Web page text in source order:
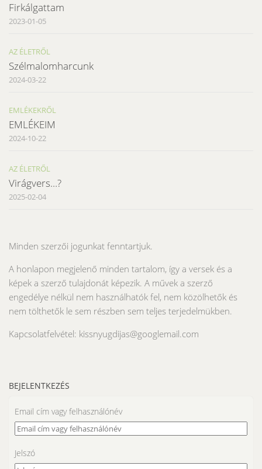
Firkálgattam
2023-01-05
AZ ÉLETRŐL
Szélmalomharcunk
2024-03-22
EMLÉKEKRŐL
EMLÉKEIM
2024-10-22
AZ ÉLETRŐL
Virágvers…?
2025-02-04
Minden szerzői jogunkat fenntartjuk.
A honlapon megjelenő minden tartalom, így a versek és a
képek a szerző tulajdonát képezik. A művek a szerző
engedélye nélkül nem használhatók fel, nem közölhetők és
nem tölthetők le sem részben sem teljes terjedelmükben.
Kapcsolatfelvétel: kissnyugdijas@googlemail.com
BEJELENTKEZÉS
Email cím vagy felhasználónév
Jelszó